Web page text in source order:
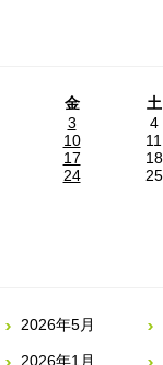
金
土
3
4
10
11
17
18
24
25
2026年5月
2026年1月